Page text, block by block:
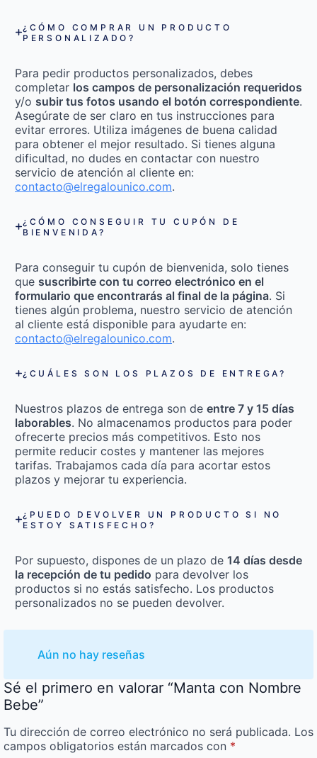
¿CÓMO COMPRAR UN PRODUCTO
PERSONALIZADO?
Para pedir productos personalizados, debes
completar los campos de personalización requeridos
y/o subir tus fotos usando el botón correspondiente.
Asegúrate de ser claro en tus instrucciones para
evitar errores. Utiliza imágenes de buena calidad
para obtener el mejor resultado. Si tienes alguna
dificultad, no dudes en contactar con nuestro
servicio de atención al cliente en:
contacto@elregalounico.com.
¿CÓMO CONSEGUIR TU CUPÓN DE
BIENVENIDA?
Para conseguir tu cupón de bienvenida, solo tienes
que suscribirte con tu correo electrónico en el
formulario que encontrarás al final de la página. Si
tienes algún problema, nuestro servicio de atención
al cliente está disponible para ayudarte en:
contacto@elregalounico.com.
¿CUÁLES SON LOS PLAZOS DE ENTREGA?
Nuestros plazos de entrega son de entre 7 y 15 días
laborables. No almacenamos productos para poder
ofrecerte precios más competitivos. Esto nos
permite reducir costes y mantener las mejores
tarifas. Trabajamos cada día para acortar estos
plazos y mejorar tu experiencia.
¿PUEDO DEVOLVER UN PRODUCTO SI NO
ESTOY SATISFECHO?
Por supuesto, dispones de un plazo de 14 días desde
la recepción de tu pedido para devolver los
productos si no estás satisfecho. Los productos
personalizados no se pueden devolver.
Aún no hay reseñas
Sé el primero en valorar “Manta con Nombre
Bebe”
Tu dirección de correo electrónico no será publicada. Los
campos obligatorios están marcados con *